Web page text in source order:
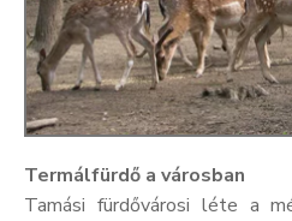
Termálfürdő a városban
Tamási fürdővárosi léte a